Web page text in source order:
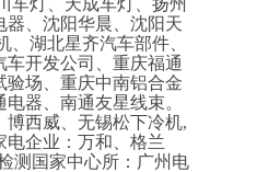
车灯、天成车灯、扬州
器、沈阳华晨、沈阳天
湖北星齐汽车部件、
开发公司、重庆福通
场、重庆中南铝合金
器、南通友星线束。
博西威、无锡松下冷机,
电企业：万和、格兰
测国家中心所：广州电